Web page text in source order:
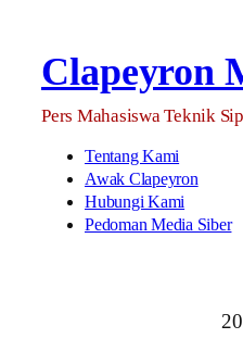
Clapeyron
Pers Mahasiswa Teknik
Tentang Kami
Awak Clapeyron
Hubungi Kami
Pedoman Media Siber